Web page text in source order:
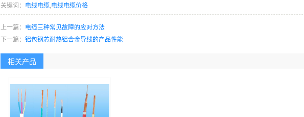
关键词： 电线电缆 电线电缆价格
上一篇： 电缆三种常见故障的应对方法
下一篇： 铝包钢芯耐热铝合金导线的产品性能
相关产品